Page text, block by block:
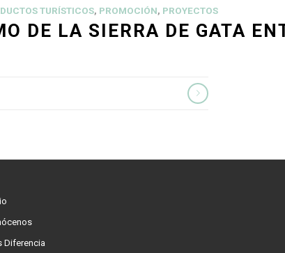
TURÍSTICOS, PROMOCIÓN, PROYECTOS
DE LA SIERRA DE GATA
Diferencia